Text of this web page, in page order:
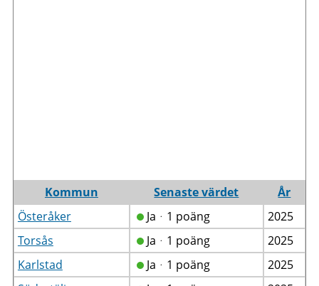
Kommun Senaste värdet
År
Österåker
Jaᆞ1 poäng
2025
Torsås
Jaᆞ1 poäng
2025
Karlstad
Jaᆞ1 poäng
2025